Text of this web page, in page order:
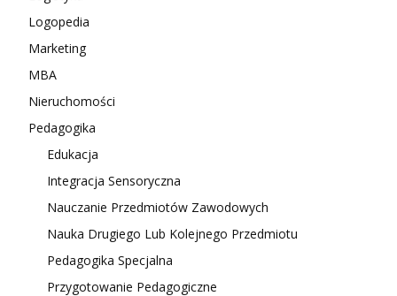
Logopedia
Marketing
MBA
Nieruchomości
Pedagogika
Edukacja
Integracja Sensoryczna
Nauczanie Przedmiotów Zawodowych
Nauka Drugiego Lub Kolejnego Przedmiotu
Pedagogika Specjalna
Przygotowanie Pedagogiczne